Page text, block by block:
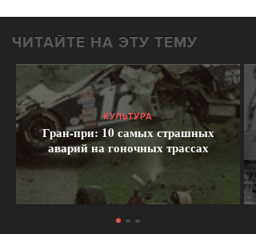
ЧИТАЙТЕ НА ЭТУ ТЕМУ
КУЛЬТУРА
Гран-при: 10 самых страшных
аварий на гоночных трассах